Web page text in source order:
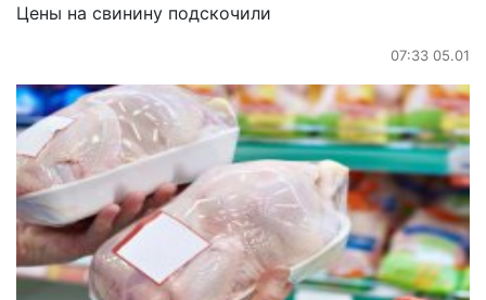
Цены на свинину подскочили
07:33 05.01